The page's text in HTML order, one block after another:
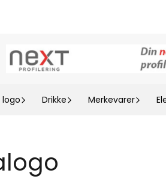
Drikke Merkevarer